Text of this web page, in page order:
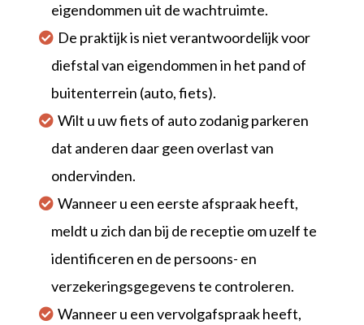
eigendommen uit de wachtruimte.
De praktijk is niet verantwoordelijk voor
diefstal van eigendommen in het pand of
buitenterrein (auto, fiets).
Wilt u uw fiets of auto zodanig parkeren
dat anderen daar geen overlast van
ondervinden.
Wanneer u een eerste afspraak heeft,
meldt u zich dan bij de receptie om uzelf te
identificeren en de persoons- en
verzekeringsgegevens te controleren.
Wanneer u een vervolgafspraak heeft,